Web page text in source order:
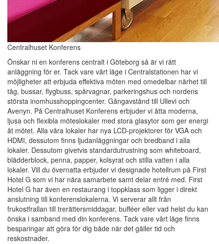
Centralhuset Konferens
Önskar ni en konferens centralt i Göteborg så är vi rätt
anläggning för er. Tack vare vårt läge i Centralstationen har vi
möjligheter att erbjuda effektiva möten med omedelbar närhet till
tåg, bussar, flygbuss, spårvagnar, parkeringshus och nordens
största inomhusshoppingcenter. Gångavstånd till Ullevi och
Avenyn. På Centralhuset Konferens erbjuder vi åtta moderna,
ljusa och flexibla möteslokaler med stora glasytor som ger energi
åt mötet. Alla våra lokaler har nya LCD-projektorer för VGA och
HDMI, dessutom finns ljudanläggningar och bredband i alla
lokaler. Dessutom givetvis standardutrustning som whiteboard,
blädderblock, penna, papper, kolsyrat och stilla vatten i alla
lokaler. Vill du övernatta erbjuder vi designade hotellrum på First
Hotel G som vi har nära samarbete samt delar entré med. First
Hotel G har även en restaurang i toppklass som ligger i direkt
anslutning till konferenslokalerna. Vi serverar allt från
frukostfrallan till trerättersmiddagar, bufféer eller vad helst du kan
önska i samband med din konferens. Tack vare vårt läge finns
besparingar att göra för dig både när det gäller tid och
reskostnader.